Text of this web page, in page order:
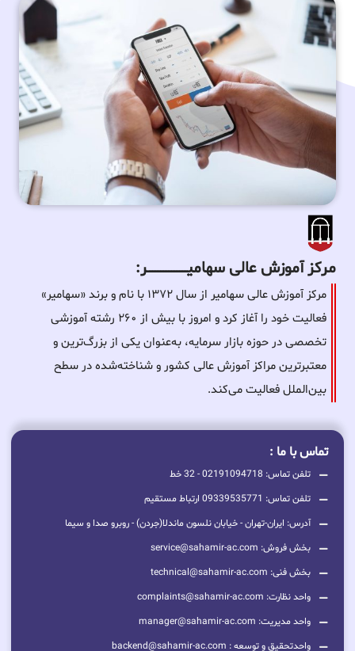
مرکز آموزش عالی سهامیـــــــــــــــــــــــــر:
مرکز آموزش عالی سهامیر از سال ۱۳۷۲ با نام و برند «سهامیر»
فعالیت خود را آغاز کرد و امروز با بیش از ۲۶۰ رشته آموزشی
تخصصی در حوزه بازار سرمایه، به‌عنوان یکی از بزرگ‌ترین و
معتبرترین مراکز آموزش عالی کشور و شناخته‌شده در سطح
بین‌الملل فعالیت می‌کند.
تماس با ما :
تلفن تماس: 02191094718 - 32 خط
تلفن تماس: 09339535771 ارتباط مستقیم
آدرس: ایران-تهران - خیابان نلسون ماندلا(جردن) - روبرو صدا و سیما
بخش فروش: service@sahamir-ac.com
بخش فنی: technical@sahamir-ac.com
واحد نظارت: complaints@sahamir-ac.com
واحد مدیریت: manager@sahamir-ac.com
واحدتحقیق و توسعه : backend@sahamir-ac.com